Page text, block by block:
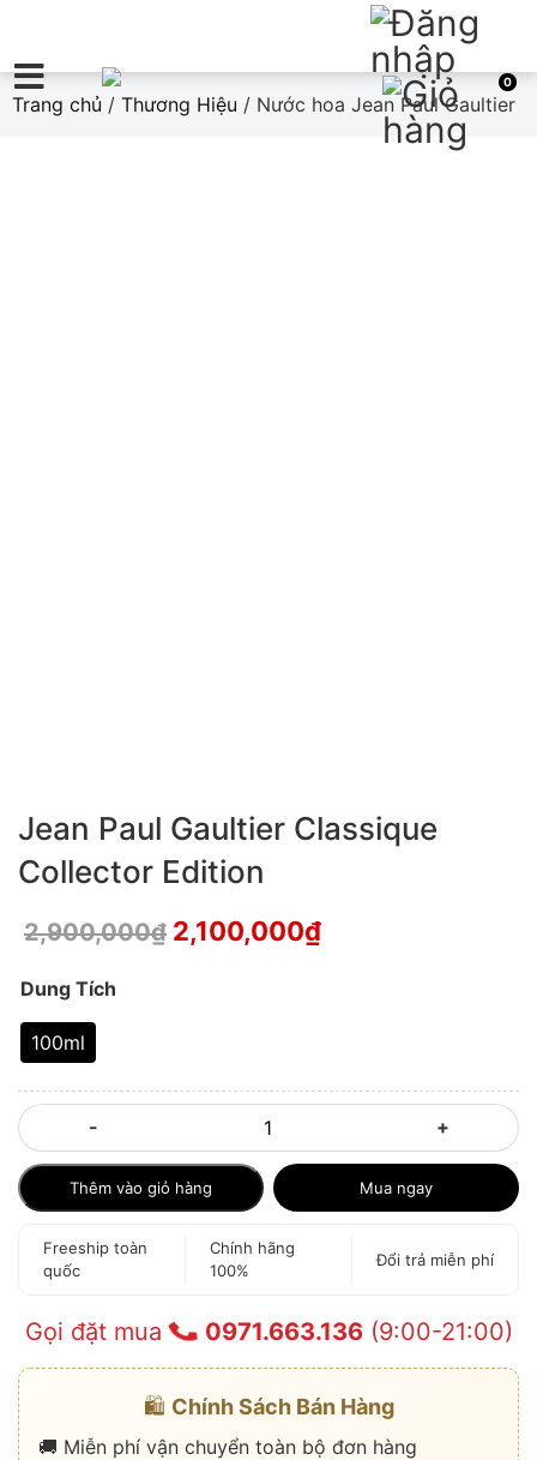
0
Trang chủ / Thương Hiệu / Nước hoa Jean Paul Gaultier
Jean Paul Gaultier Classique
Collector Edition
2,900,000₫ 2,100,000₫
Dung Tích
100ml
- +
Thêm vào giỏ hàng Mua ngay
Freeship toàn
quốc
Chính hãng
100%
Đổi trả miễn phí
Gọi đặt mua 0971.663.136(9:00-21:00)
🛍️ Chính Sách Bán Hàng
🚚 Miễn phí vận chuyển toàn bộ đơn hàng